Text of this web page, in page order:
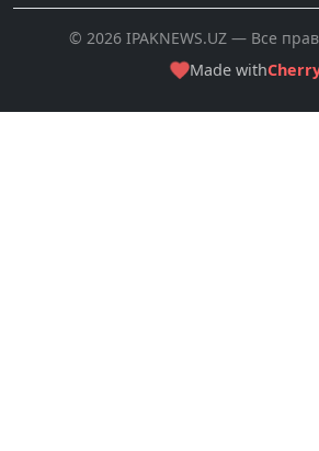
© 2026 IPAKNEWS.UZ — Все
Made with